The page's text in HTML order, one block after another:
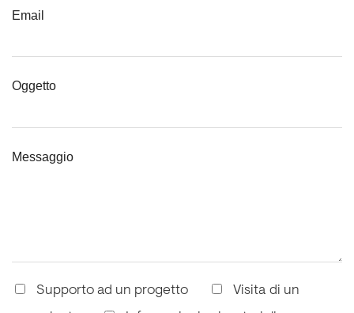
Email
Oggetto
Messaggio
Supporto ad un progetto
Visita di un